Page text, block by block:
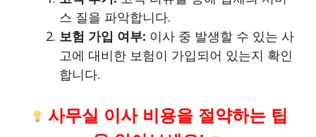
스 질을 파악합니다.
보험 가입 여부: 이사 중 발생할 수 있는 사
고에 대비한 보험이 가입되어 있는지 확인
합니다.
사무실 이사 비용을 절약하는 팁